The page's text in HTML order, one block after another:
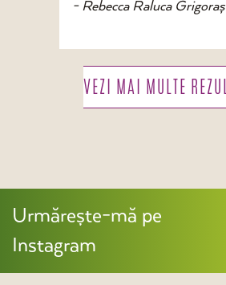
- Rebecca Raluca Grigoraș
VEZI MAI MULTE
Urmărește-mă pe
Instagram